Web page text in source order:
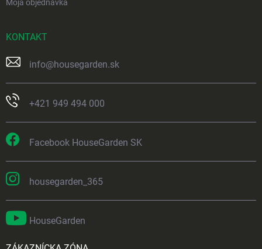
Moja objednávka
KONTAKT
info@housegarden.sk
+421 949 494 000
Facebook HouseGarden SK
housegarden_365
HouseGarden